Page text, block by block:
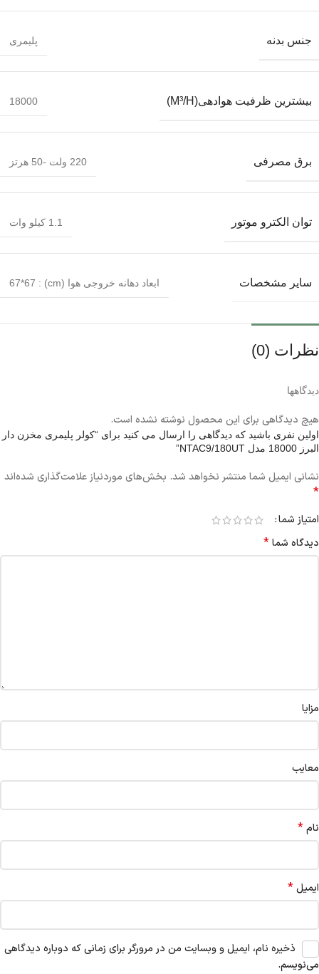
جنس بدنه پلیمری
بیشترین ظرفیت هوادهی(M³/H) 18000
برق مصرفی 220 ولت -50 هرتز
توان الکترو موتور 1.1 کیلو وات
سایر مشخصات ابعاد دهانه خروجی هوا (cm) : 67*67
نظرات (0)
دیدگاهها
هیچ دیدگاهی برای این محصول نوشته نشده است.
اولین نفری باشید که دیدگاهی را ارسال می کنید برای “کولر پلیمری مخزن دار
البرز 18000 مدل NTAC9/180UT”
نشانی ایمیل شما منتشر نخواهد شد. بخش‌های موردنیاز علامت‌گذاری شده‌اند
*
امتیاز شما
دیدگاه شما*
مزایا
معایب
نام*
ایمیل*
ذخیره نام، ایمیل و وبسایت من در مرورگر برای زمانی که دوباره دیدگاهی
می‌نویسم.